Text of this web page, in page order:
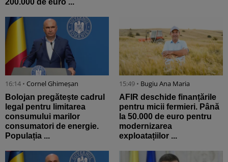
200.000 de euro ...
16:14 • Cornel Ghimeșan
Bolojan pregătește cadrul
legal pentru limitarea
consumului marilor
consumatori de energie.
Populația ...
15:49 • Bugiu ⁠Ana Maria
AFIR deschide finanțările
pentru micii fermieri. Până
la 50.000 de euro pentru
modernizarea
exploatațiilor ...